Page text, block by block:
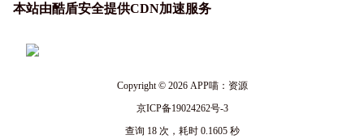
本站由酷盾安全提供CDN加速服务
Copyright © 2026APP喵：资源
京ICP备19024262号-3
查询 18 次，耗时 0.1605 秒